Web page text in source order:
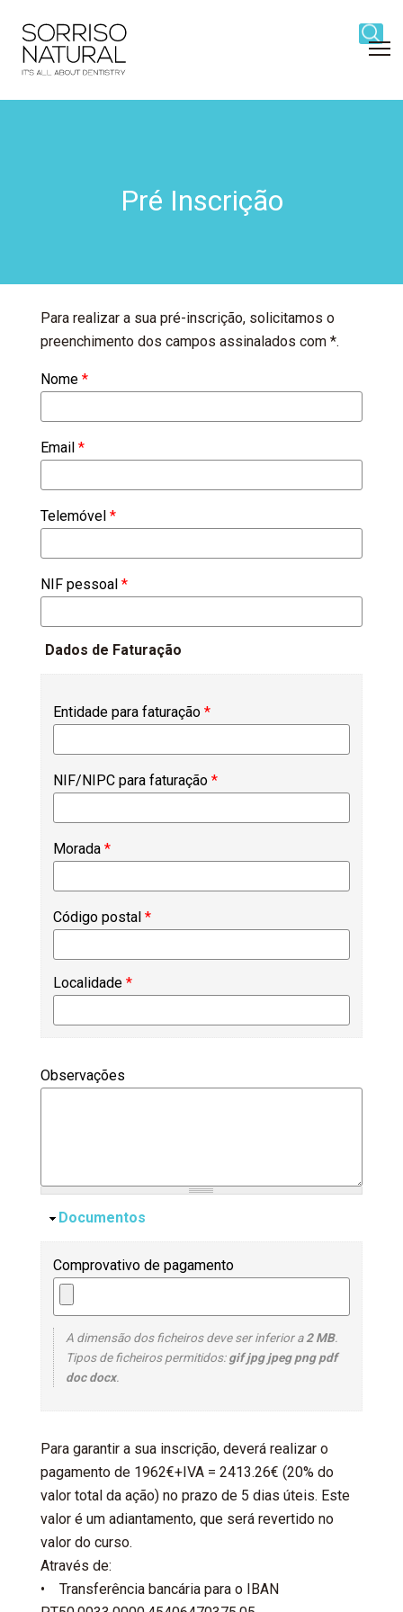
Inscrição
Pré Inscrição
Para realizar a sua pré-inscrição, solicitamos o
preenchimento dos campos assinalados com *.
Nome *
Email *
Telemóvel *
NIF pessoal *
Dados de Faturação
Entidade para faturação *
NIF/NIPC para faturação *
Morada *
Código postal *
Localidade *
Observações
Esconder
Documentos
Comprovativo de pagamento
A dimensão dos ficheiros deve ser inferior a2 MB.
Tipos de ficheiros permitidos:gif jpg jpeg png pdf
doc docx.
Para garantir a sua inscrição, deverá realizar o
pagamento de 1962€+IVA = 2413.26€ (20% do
valor total da ação) no prazo de 5 dias úteis. Este
valor é um adiantamento, que será revertido no
valor do curso.
Através de:
• Transferência bancária para o IBAN